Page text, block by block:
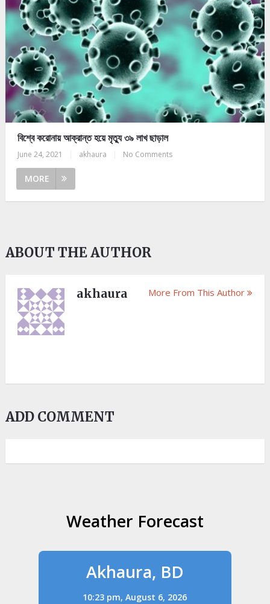
বিশ্বে করোনায় আক্রান্ত হয়ে মৃত্যু ৩৯ লাখ ছাড়াল
June 24, 2021 akhaura No Comments
MORE
ABOUT THE AUTHOR
akhaura More From This Author
ADD COMMENT
Weather Forecast
Akhaura, BD
10:23 pm,August 6, 2026